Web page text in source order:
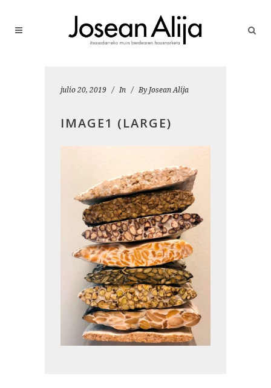
julio 20, 2019 In By Josean Alija
IMAGE1 (LARGE)